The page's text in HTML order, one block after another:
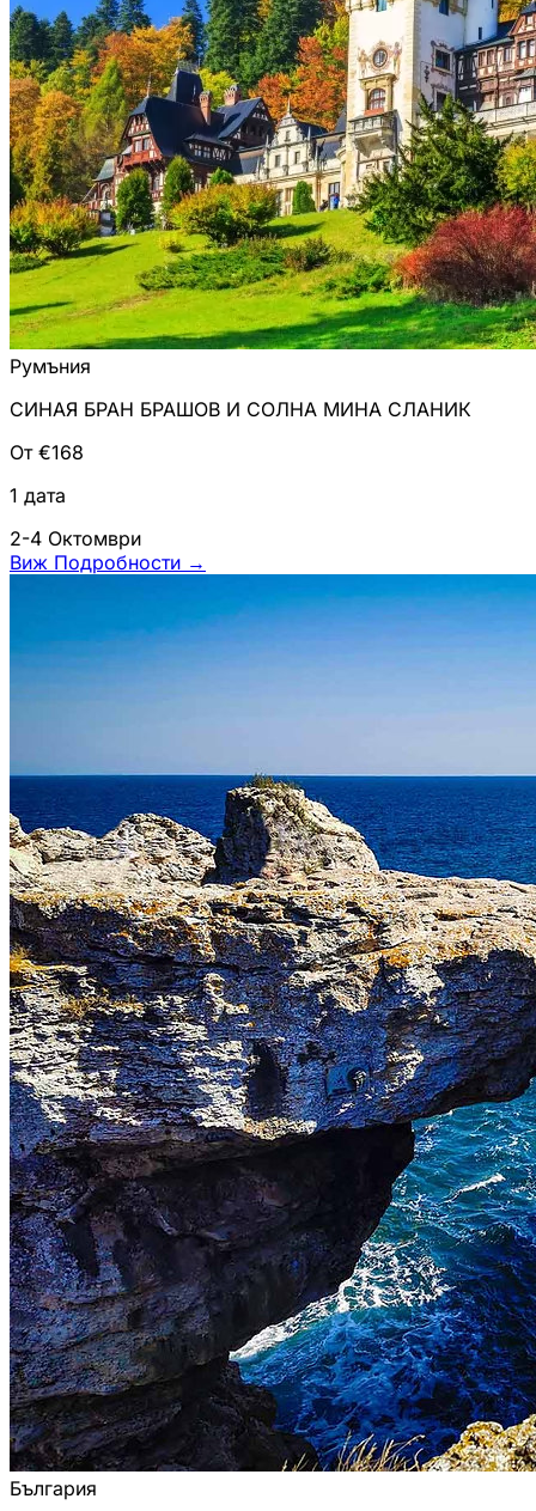
Румъния
СИНАЯ БРАН БРАШОВ И СОЛНА МИНА СЛАНИК
От €168
1 дата
2-4 Октомври
Виж Подробности →
България